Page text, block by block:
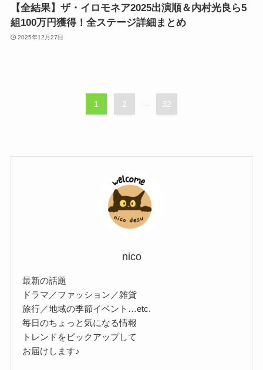
【全結果】ザ・イロモネア2025出演順＆内村光良ら5
組100万円獲得！全ステージ詳細まとめ
2025年12月27日
1 2 ... 32
nico
最新の話題
ドラマ／ファッション／雑貨
旅行／地域の季節イベント…etc.
毎日のちょっと気になる情報
トレンドをピックアップして
お届けします♪